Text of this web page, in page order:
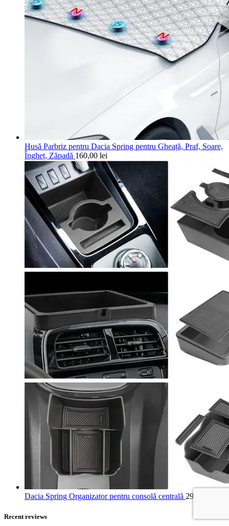
Husă Parbriz pentru Dacia Spring pentru Gheață, Praf, Soare,
Îngheț, Zăpadă 160,00 lei
Dacia Spring Organizator pentru consolă centrală 293,99
Recent reviews